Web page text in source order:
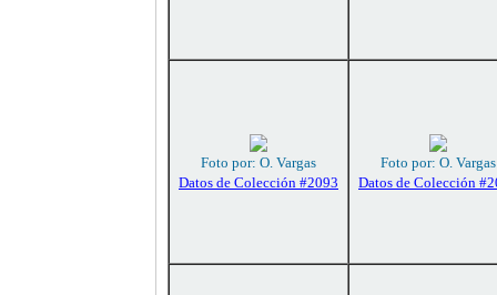
Foto por: O. Vargas
Datos de Colección #2093
Foto por: O. Vargas
Datos de Colección